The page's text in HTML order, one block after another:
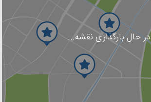
در حال بارگذاری نقشه...